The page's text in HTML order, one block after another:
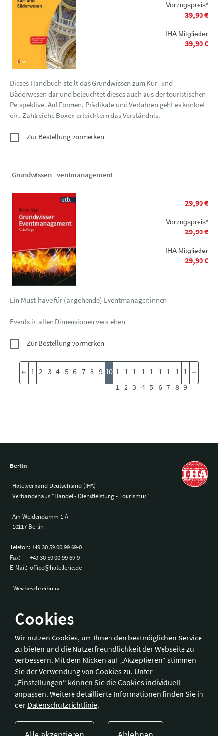
Cookies
Wir nutzen Cookies, um Ihnen den bestmöglichen Service
zu bieten und die Nutzerfreundlichkeit der Webseite zu
verbessern. Mit dem Klicken auf „Akzeptieren“ stimmen
Sie der Verwendung von Cookies zu. Unter
„Einstellungen“ können Sie die Cookies individuell
anpassen. Weitere detaillierte Informationen finden Sie in
der Datenschutzrichtlinie.
Vorzugspreis*
39,90 €
IHA Mitglieder
39,90 €
Dieses Handbuch stellt das Grundwissen zum Kur- und
Bäderwesen dar und beleuchtet dieses auch aus der touristischen
Perspektive. Auf Formen, Prädikate und Verfahren geht es konkret
ein. Zahlreiche Boxen erleichtern das Verständnis.
Zur Bestellung vormerken
Grundwissen Eventmanagement
29,90 €
Vorzugspreis*
29,90 €
IHA Mitglieder
29,90 €
Ein Must-have für (angehende) Eventmanager:innen
Events in allen Dimensionen verstehen
Zur Bestellung vormerken
1 2 3 4 5 6 7 8 9 10 1
1
1
2
1
3
1
4
1
5
1
6
1
7
1
8
1
9
Berlin
Hotelverband Deutschland (IHA)
Verbändehaus "Handel - Dienstleistung - Tourismus"
Am Weidendamm 1 A
10117 Berlin
Telefon:+49 30 59 00 99 69-0
Fax:
+49 30 59 00 99 69-9
E-Mail: office@hotellerie.de
Wegbeschreibung
Hotelverband Deutschland (IHA) / IHA-Service GmbH
Kronprinzenstraße 37
53173 Bonn
Telefon:
Fax:
+49 228 92 39 29-9
E-Mail:bonn@hotellerie.de